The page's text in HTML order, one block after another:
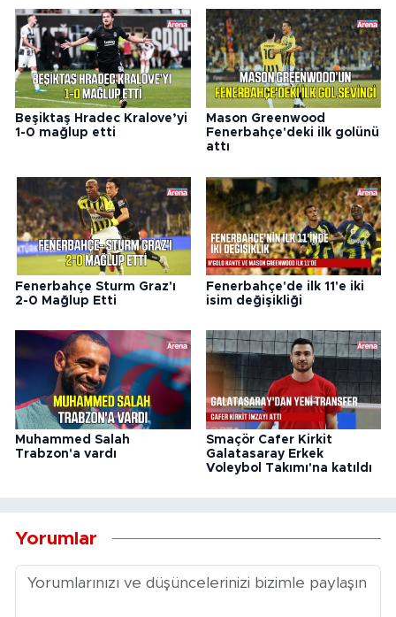
Beşiktaş Hradec Kralove’yi
1-0 mağlup etti
Mason Greenwood
Fenerbahçe'deki ilk golünü
attı
Fenerbahçe Sturm Graz'ı
2-0 Mağlup Etti
Fenerbahçe'de ilk 11'e iki
isim değişikliği
Muhammed Salah
Trabzon'a vardı
Smaçör Cafer Kirkit
Galatasaray Erkek
Voleybol Takımı'na katıldı
Yorumlar